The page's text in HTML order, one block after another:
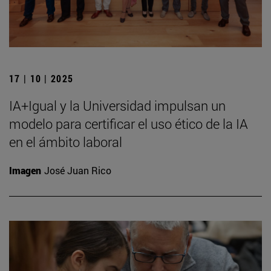
17 | 10 | 2025
IA+Igual y la Universidad impulsan un
modelo para certificar el uso ético de la IA
en el ámbito laboral
Imagen José Juan Rico